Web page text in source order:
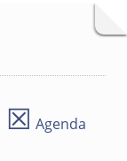
☒ Agenda